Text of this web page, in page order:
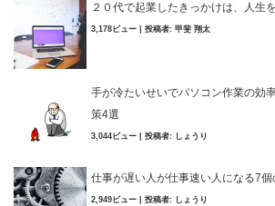
２０代で起業したきっかけは、人生
3,178ビュー 投稿者: 甲斐 翔太
手が冷たいせいでパソコン作業の効
策4選
3,044ビュー 投稿者: しょうり
仕事が遅い人が仕事速い人になる7個
2,949ビュー 投稿者: しょうり